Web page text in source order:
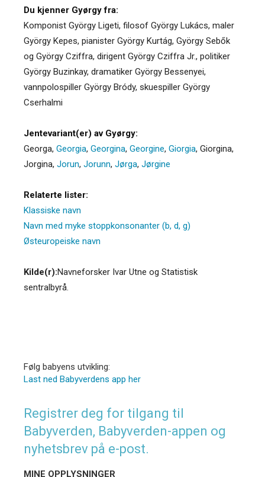
Du kjenner Gyørgy fra:
Komponist György Ligeti, filosof György Lukács, maler
György Kepes, pianister György Kurtág, György Sebők
og György Cziffra, dirigent György Cziffra Jr., politiker
György Buzinkay, dramatiker György Bessenyei,
vannpolospiller György Bródy, skuespiller György
Cserhalmi
Jentevariant(er) av Gyørgy:
Georga, Georgia, Georgina, Georgine, Giorgia, Giorgina,
Jorgina, Jorun, Jorunn, Jørga, Jørgine
Relaterte lister:
Klassiske navn
Navn med myke stoppkonsonanter (b, d, g)
Østeuropeiske navn
Kilde(r):Navneforsker Ivar Utne og Statistisk
sentralbyrå.
Følg babyens utvikling:
Last ned Babyverdens app her
Registrer deg for tilgang til
Babyverden, Babyverden-appen og
nyhetsbrev på e-post.
MINE OPPLYSNINGER